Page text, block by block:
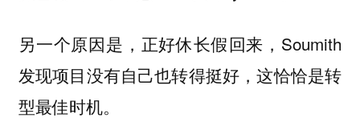
另一个原因是，正好休长假回来，Soumith
发现项目没有自己也转得挺好，这恰恰是转
型最佳时机。